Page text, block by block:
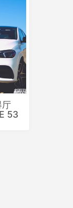
厅
53